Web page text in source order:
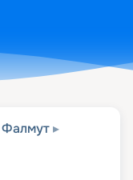
Фалмут